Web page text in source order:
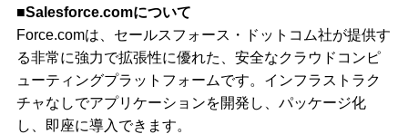
■Salesforce.comについて
Force.comは、セールスフォース・ドットコム社が提供す
る非常に強力で拡張性に優れた、安全なクラウドコンピ
ューティングプラットフォームです。インフラストラク
チャなしでアプリケーションを開発し、パッケージ化
し、即座に導入できます。